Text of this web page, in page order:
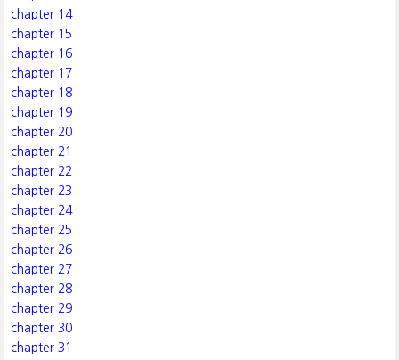
chapter 14
chapter 15
chapter 16
chapter 17
chapter 18
chapter 19
chapter 20
chapter 21
chapter 22
chapter 23
chapter 24
chapter 25
chapter 26
chapter 27
chapter 28
chapter 29
chapter 30
chapter 31